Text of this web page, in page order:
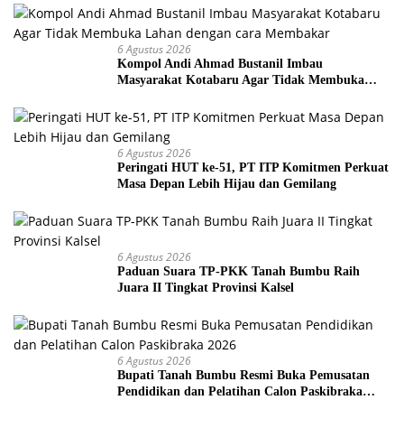
6 Agustus 2026
Kompol Andi Ahmad Bustanil Imbau
Masyarakat Kotabaru Agar Tidak Membuka
6 Agustus 2026
Peringati HUT ke-51, PT ITP Komitmen Perkuat
Masa Depan Lebih Hijau dan Gemilang
6 Agustus 2026
Paduan Suara TP-PKK Tanah Bumbu Raih
Juara II Tingkat Provinsi Kalsel
6 Agustus 2026
Bupati Tanah Bumbu Resmi Buka Pemusatan
Pendidikan dan Pelatihan Calon Paskibraka